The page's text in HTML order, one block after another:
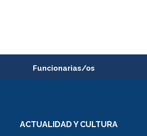
Funcionarias/os
Portal de movilidad interna
ACTUALIDAD Y CULTURA